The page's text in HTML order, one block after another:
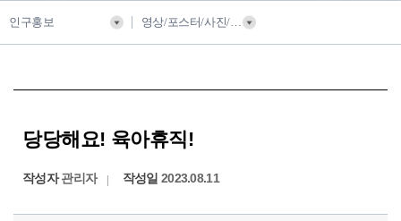
회
인구홍보 영상/포스터/사진/카드뉴스
당당해요! 육아휴직!
작성자관리자 작성일 2023.08.11